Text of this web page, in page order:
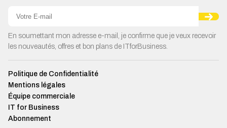
En soumettant mon adresse e-mail, je confirme que je veux recevoir
les nouveautés, offres et bon plans de ITforBusiness.
Politique de Confidentialité
Mentions légales
Équipe commerciale
IT for Business
Abonnement